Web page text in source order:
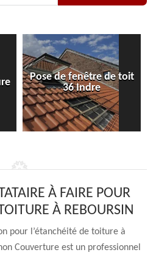
Pose de fenêtre de toit
36 Indre
À FAIRE POUR
À REBOURSIN
pour l’étanchéité de toiture à
Couverture est un professionnel